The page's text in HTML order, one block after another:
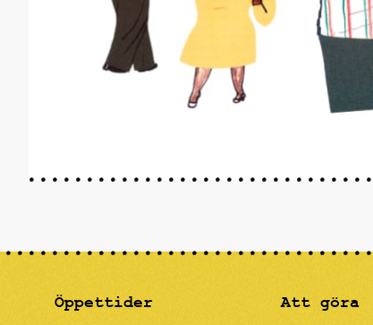
Öppettider
Att göra